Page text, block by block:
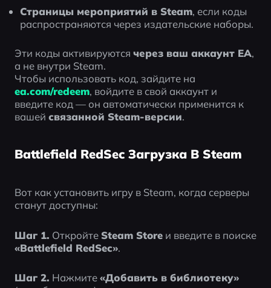
Страницы мероприятий в Steam, если коды
распространяются через издательские наборы.
Эти коды активируются через ваш аккаунт EA,
а не внутри Steam.
Чтобы использовать код, зайдите на
ea.com/redeem, войдите в свой аккаунт и
введите код — он автоматически применится к
вашей связанной Steam-версии.
Battlefield RedSec Загрузка В Steam
Вот как установить игру в Steam, когда серверы
станут доступны:
Шаг 1. Откройте Steam Store
и введите в поиске
«Battlefield RedSec».
Шаг 2. Нажмите «Добавить в библиотеку»